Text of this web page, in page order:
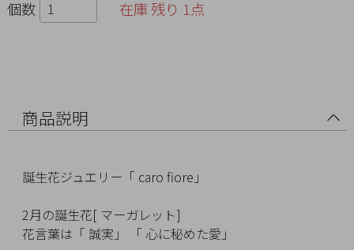
個数 在庫 残り 1点
商品説明
誕生花ジュエリー「 caro fiore」
2月の誕生花[ マーガレット]
花言葉は「 誠実」 「 心に秘めた愛」
Other
イ
ペ